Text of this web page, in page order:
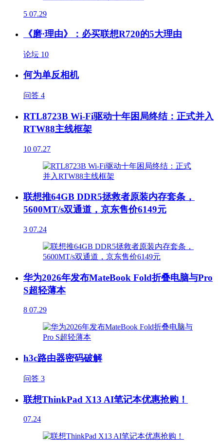
5 07.29
《磨·理由》：必买联想R720的5大理由
论坛 10
何为单反相机
问答 4
RTL8723B Wi-Fi驱动十年困局终结：正式并入
RTW88主线框架
10 07.27
联想推64GB DDR5拯救者原装内存套条，
5600MT/s双通道，京东售价6149元
3 07.24
华为2026年发布MateBook Fold折叠电脑与Pro
S超轻薄本
8 07.29
h3c路由器密码破解
问答 3
联想ThinkPad X13 AI笔记本优惠抢购！
07.24